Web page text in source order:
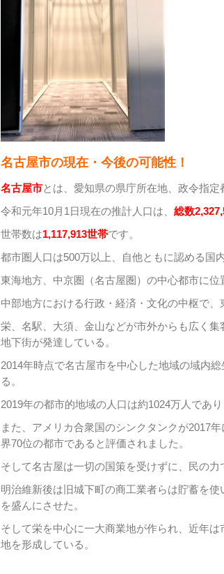
名古屋市の現在・今後の可能性！
名古屋市とは、愛知県の県庁所在地、政令指定
令和元年10月1日現在の推計人口は、総数
世帯数は1,117,913世帯です。
都市圏人口は500万以上、自他ともに認める国
東海地方、中京圏（名古屋圏）の中心都市に位
中部地方における行政・経済・文化の中枢で
栄、名駅、大須、金山などが市外からも広く
地下街が発達している。
2014年時点で名古屋市を中心した地域の域内
る。
2019年の都市的地域の人口は約1024万人であ
また、アメリカ合衆国のシンクタンクが2017
界70位の都市であると評価されました。
そして名古屋は一切の国策を受けずに、民の力
明治維新後は旧城下町の商工業者らは貯蓄を
を盛んにさせた。
そして栄を中心に一大商業地が作られ、近年
地を形成している。